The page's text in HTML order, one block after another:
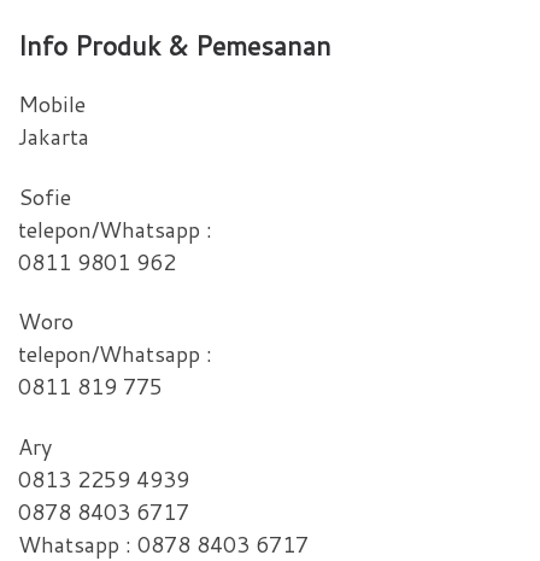
Info Produk & Pemesanan
Mobile
Jakarta
Sofie
telepon/Whatsapp :
0811 9801 962
Woro
telepon/Whatsapp :
0811 819 775
Ary
0813 2259 4939
0878 8403 6717
Whatsapp : 0878 8403 6717